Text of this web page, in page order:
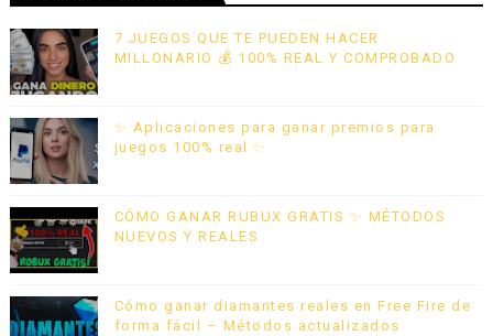
7 JUEGOS QUE TE PUEDEN HACER
MILLONARIO 💰 100% REAL Y COMPROBADO
✨ Aplicaciones para ganar premios para
juegos 100% real ✨
CÓMO GANAR RUBUX GRATIS ✨ MÉTODOS
NUEVOS Y REALES
Cómo ganar diamantes reales en Free Fire de
forma fácil – Métodos actualizados